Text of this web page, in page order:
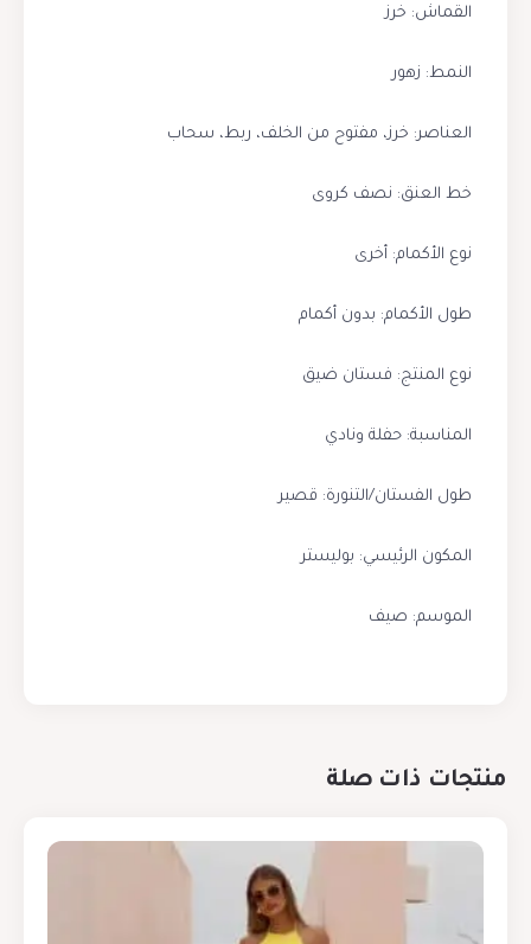
القماش: خرز
النمط: زهور
العناصر: خرز، مفتوح من الخلف، ربط، سحاب
خط العنق: نصف كروى
نوع الأكمام: أخرى
طول الأكمام: بدون أكمام
نوع المنتج: فستان ضيق
المناسبة: حفلة ونادي
طول الفستان/التنورة: قصير
المكون الرئيسي: بوليستر
الموسم: صيف
منتجات ذات صلة